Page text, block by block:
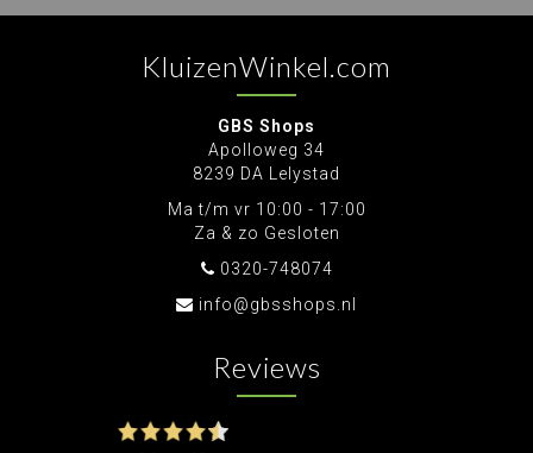
KluizenWinkel.com
GBS Shops
Apolloweg 34
8239 DA Lelystad
Ma t/m vr 10:00 - 17:00
Za & zo Gesloten
0320-748074
info@gbsshops.nl
Reviews